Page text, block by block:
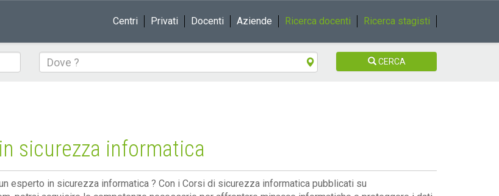
Centri Privati Docenti Aziende Ricerca docenti Ricerca stagisti
Dove CERCA
sicurezza informatica
esperto in sicurezza informatica ? Con i Corsi di sicurezza informatica pubblicati su